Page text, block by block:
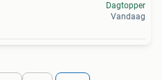
Dagtopper
Vandaag